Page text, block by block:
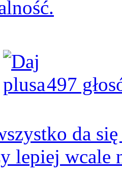
497
da
lepiej wcale